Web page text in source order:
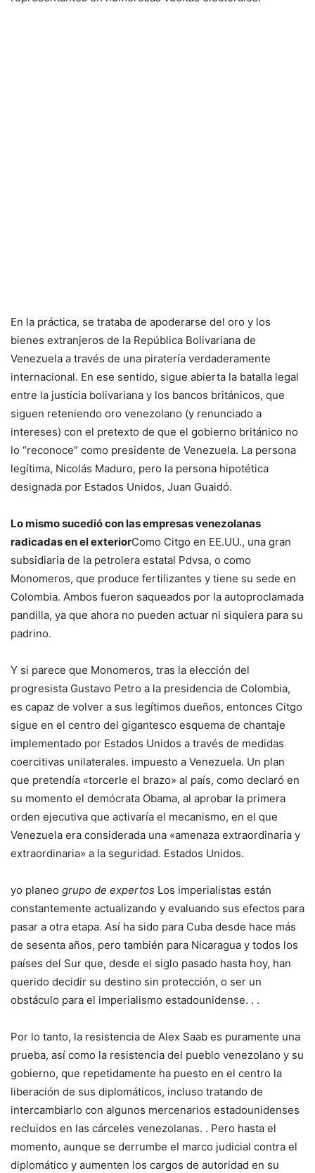
En la práctica, se trataba de apoderarse del oro y los
bienes extranjeros de la República Bolivariana de
Venezuela a través de una piratería verdaderamente
internacional. En ese sentido, sigue abierta la batalla legal
entre la justicia bolivariana y los bancos británicos, que
siguen reteniendo oro venezolano (y renunciado a
intereses) con el pretexto de que el gobierno británico no
lo “reconoce” como presidente de Venezuela. La persona
legítima, Nicolás Maduro, pero la persona hipotética
designada por Estados Unidos, Juan Guaidó.
Lo mismo sucedió con las empresas venezolanas
radicadas en el exteriorComo Citgo en EE.UU., una gran
subsidiaria de la petrolera estatal Pdvsa, o como
Monomeros, que produce fertilizantes y tiene su sede en
Colombia. Ambos fueron saqueados por la autoproclamada
pandilla, ya que ahora no pueden actuar ni siquiera para su
padrino.
Y si parece que Monomeros, tras la elección del
progresista Gustavo Petro a la presidencia de Colombia,
es capaz de volver a sus legítimos dueños, entonces Citgo
sigue en el centro del gigantesco esquema de chantaje
implementado por Estados Unidos a través de medidas
coercitivas unilaterales. impuesto a Venezuela. Un plan
que pretendía «torcerle el brazo» al país, como declaró en
su momento el demócrata Obama, al aprobar la primera
orden ejecutiva que activaría el mecanismo, en el que
Venezuela era considerada una «amenaza extraordinaria y
extraordinaria» a la seguridad. Estados Unidos.
yo planeo grupo de expertos Los imperialistas están
constantemente actualizando y evaluando sus efectos para
pasar a otra etapa. Así ha sido para Cuba desde hace más
de sesenta años, pero también para Nicaragua y todos los
países del Sur que, desde el siglo pasado hasta hoy, han
querido decidir su destino sin protección, o ser un
obstáculo para el imperialismo estadounidense. . .
Por lo tanto, la resistencia de Alex Saab es puramente una
prueba, así como la resistencia del pueblo venezolano y su
gobierno, que repetidamente ha puesto en el centro la
liberación de sus diplomáticos, incluso tratando de
intercambiarlo con algunos mercenarios estadounidenses
recluidos en las cárceles venezolanas. . Pero hasta el
momento, aunque se derrumbe el marco judicial contra el
diplomático y aumenten los cargos de autoridad en su